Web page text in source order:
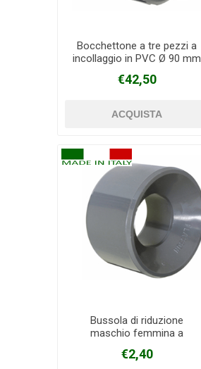
Bocchettone a tre pezzi a
incollaggio in PVC Ø 90 mm
€42,50
Bussola di riduzione
maschio femmina a
X 40 mm
€2,40